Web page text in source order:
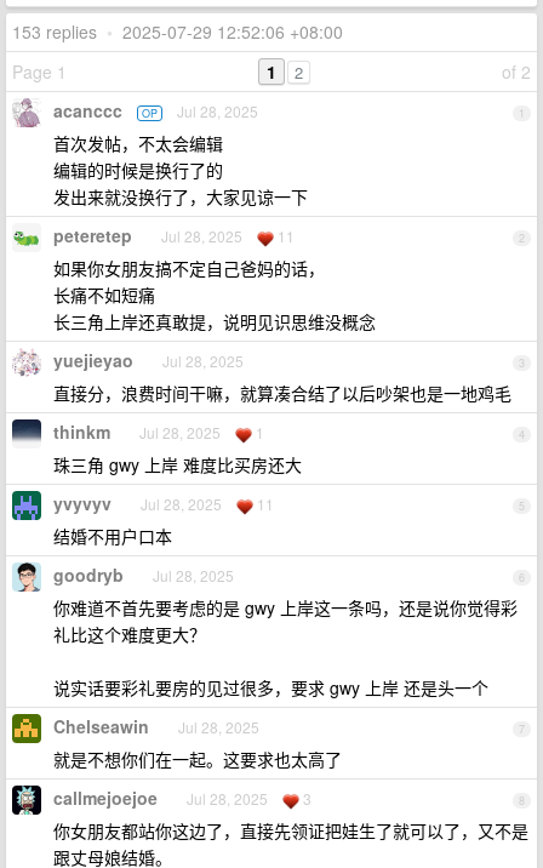
153 replies • 2025-07-29 12:52:06 +08:00
Page 1
of 2
1 2
1
acanccc OP Jul 28, 2025
首次发帖，不太会编辑
编辑的时候是换行了的
发出来就没换行了，大家见谅一下
2
peteretep Jul 28, 2025 11
如果你女朋友搞不定自己爸妈的话，
长痛不如短痛
长三角上岸还真敢提，说明见识思维没概念
3
yuejieyao Jul 28, 2025
直接分，浪费时间干嘛，就算凑合结了以后吵架也是一地鸡毛
4
thinkm Jul 28, 2025 1
珠三角 gwy 上岸 难度比买房还大
5
yvyvyv Jul 28, 2025 11
结婚不用户口本
6
goodryb Jul 28, 2025
你难道不首先要考虑的是 gwy 上岸这一条吗，还是说你觉得彩
礼比这个难度更大？
说实话要彩礼要房的见过很多，要求 gwy 上岸 还是头一个
7
Chelseawin Jul 28, 2025
就是不想你们在一起。这要求也太高了
8
callmejoejoe Jul 28, 2025 3
你女朋友都站你这边了，直接先领证把娃生了就可以了，又不是
跟丈母娘结婚。